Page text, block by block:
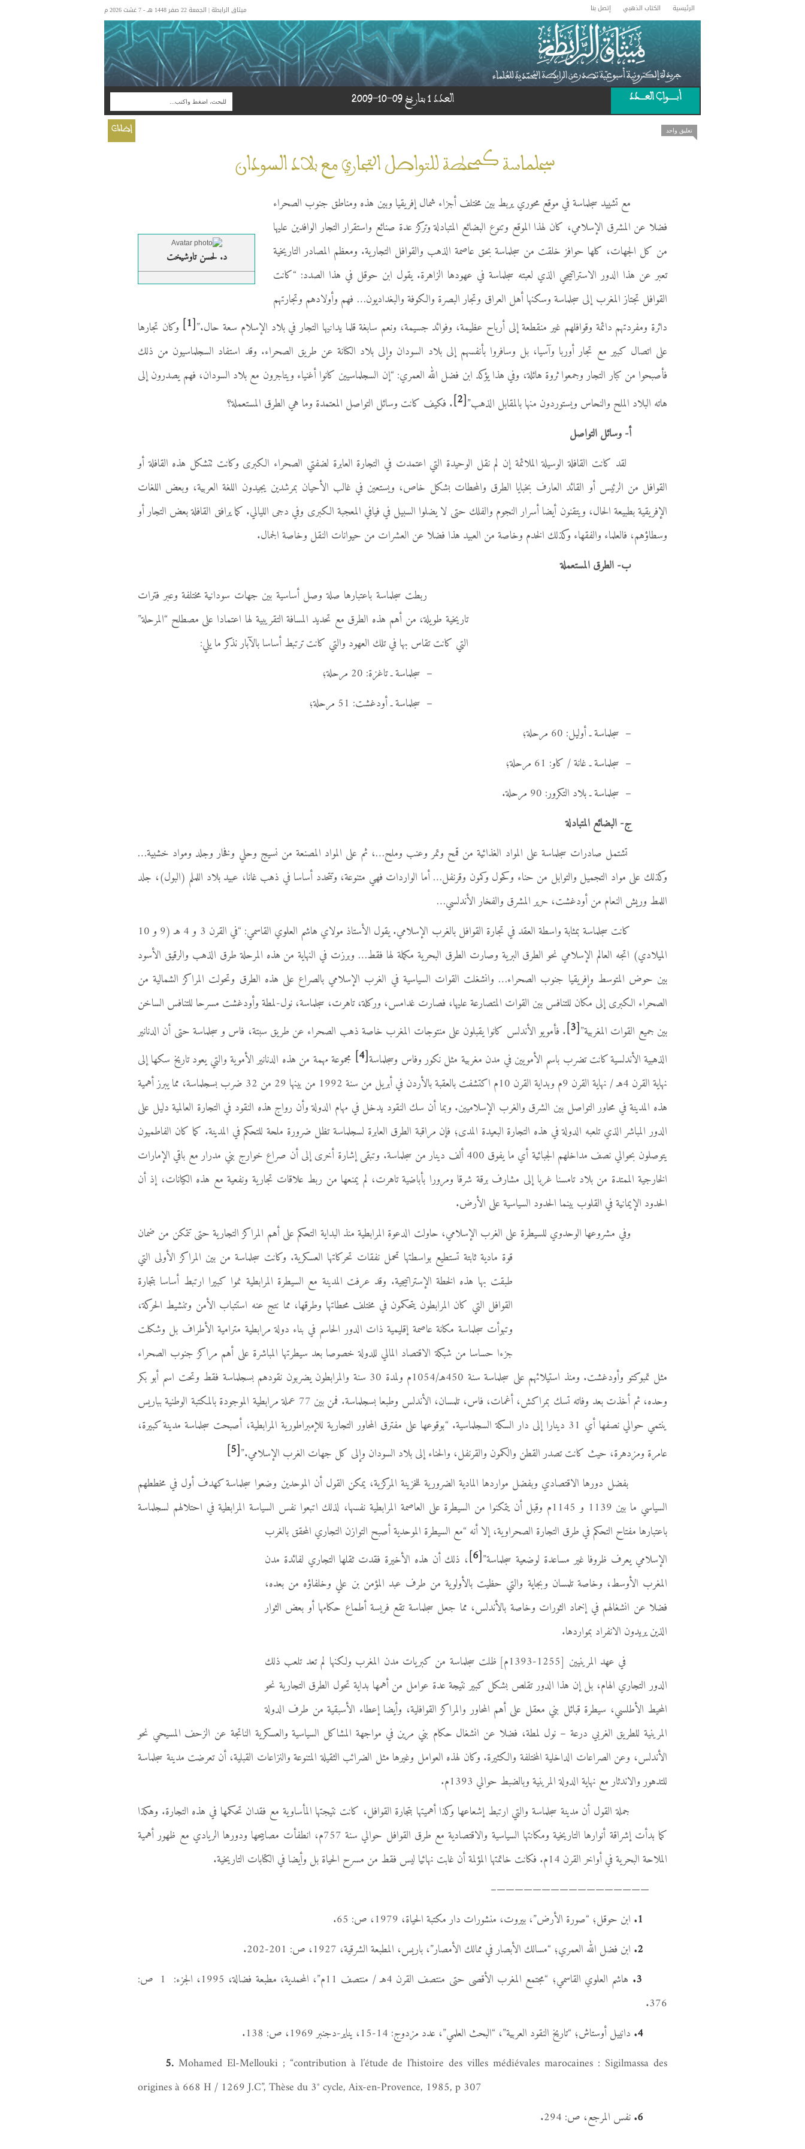
ميثاق الرابطة | الجمعة 22 صفر 1448 هـ - 7 غشت 2026 م إتصل بنا الكتاب الذهبي الرئيسية
أبـــــــواب العـــــدد العدد 1 بتاريخ 09-10-2009
إضاءات تعليق واحد
سجلماسة كمحطة للتواصل التجاري مع بلاد السودان
د. لحسن تاوشيخت
مع تشييد سجلماسة في موقع محوري يربط بين مختلف أجزاء شمال إفريقيا وبين هذه ومناطق جنوب الصحراء
فضلا عن المشرق الإسلامي، كان لهذا الموقع وتنوع البضائع المتبادلة وتركز عدة صنائع واستقرار التجار الوافدين عليها
من كل الجهات، كلها حوافز خلقت من سجلماسة بحق عاصمة الذهب والقوافل التجارية. ومعظم المصادر التاريخية
تعبر عن هذا الدور الاستراتيجي الذي لعبته سجلماسة في عهودها الزاهرة. يقول ابن حوقل في هذا الصدد: “كانت
القوافل تجتاز المغرب إلى سجلماسة وسكنها أهل العراق وتجار البصرة والكوفة والبغداديون… فهم وأولادهم وتجارتهم
دائرة ومفردتهم دائمة وقوافلهم غير منقطعة إلى أرباح عظيمة، وفوائد جسيمة، ونعم سابغة قلما يدانيها التجار في بلاد الإسلام سعة حال.”[1]
وكان تجارها
على اتصال كبير مع تجار أوربا وآسيا، بل وسافروا بأنفسهم إلى بلاد السودان وإلى بلاد الكنانة عن طريق الصحراء. وقد استفاد السجلماسيون من ذلك
فأصبحوا من كبار التجار وجمعوا ثروة هائلة، وفي هذا يؤكد ابن فضل الله العمري: “إن السجلماسيين كانوا أغنياء ويتاجرون مع بلاد السودان، فهم يصدرون إلى
هاته البلاد الملح والنحاس ويستوردون منها بالمقابل الذهب”[2]
. فكيف كانت وسائل التواصل المعتمدة وما هي الطرق المستعملة؟
أ- وسائل التواصل
لقد كانت القافلة الوسيلة الملائمة إن لم نقل الوحيدة التي اعتمدت في التجارة العابرة لضفتي الصحراء الكبرى وكانت تتشكل هذه القافلة أو
القوافل من الرئيس أو القائد العارف بخبايا الطرق والمحطات بشكل خاص، ويستعين في غالب الأحيان بمرشدين يجيدون اللغة العربية، وبعض اللغات
الإفريقية بطبيعة الحال، ويتقنون أيضا أسرار النجوم والفلك حتى لا يضلوا السبيل في فيافي المعجبة الكبرى وفي دجى الليالي. كما يرافق القافلة بعض التجار أو
وسطاؤهم، فالعلماء والفقهاء وكذلك الخدم وخاصة من العبيد هذا فضلا عن العشرات من حيوانات النقل وخاصة الجمال.
ب- الطرق المستعملة
ربطت سجلماسة باعتبارها صلة وصل أساسية بين جهات سودانيةمختلفة وعبر فترات
تاريخية طويلة، من أهم هذه الطرق مع تحديد المسافة التقريبية لها اعتمادا على مصطلح “المرحلة”
التي كانت تقاس بها في تلك العهود والتي كانت ترتبط أساسا بالآبار نذكر ما يلي:
– سجلماسة ـ تاغزة: 20 مرحلة؛
– سجلماسة ـ أودغشت: 51 مرحلة؛
– سجلماسة ـ أوليل: 60 مرحلة؛
– سجلماسة ـ غانة / كاو: 61 مرحلة؛
– سجلماسة ـ بلاد التكرور: 90 مرحلة.
ج- البضائع المتبادلة
تشتمل صادرات سجلماسة على المواد الغذائية من قمح وتمر وعنب وملح…، ثم على المواد المصنعة من نسيج وحلي وفخار وجلد ومواد خشبية…
وكذلك على مواد التجميل والتوابل من حناء وكحول وكمون وقرنفل… أما الواردات فهي متنوعة، وتتحدد أساسا في ذهب غانا، عبيد بلاد اللملم (البول)، جلد
اللمط وريش النعام من أودغشت، حرير المشرق والفخار الأندلسي…
كانت سجلماسة بمثابة واسطة العقد في تجارة القوافل بالغرب الإسلامي. يقول الأستاذ مولاي هاشم العلوي القاسمي: “في القرن 3 و 4 هـ (9 و 10
الميلادي) اتجه العالم الإسلامي نحو الطرق البرية وصارت الطرق البحرية مكملة لها فقط… وبرزت في النهاية من هذه المرحلة طرق الذهب والرقيق الأسود
بين حوض المتوسط وإفريقيا جنوب الصحراء… وانشغلت القوات السياسية في الغرب الإسلامي بالصراع على هذه الطرق وتحولت المراكز الشمالية من
الصحراء الكبرى إلى مكان للتنافس بين القوات المتصارعة عليها، فصارت غدامس، وركلة، تاهرت، سجلماسة، نول-لمطة وأودغشت مسرحا للتنافس الساخن
بين جميع القوات المغربية”[3]
. فأمويو الأندلس كانوا يقبلون على منتوجات المغرب خاصة ذهب الصحراء عن طريق سبتة، فاس و سجلماسة حتى أن الدنانير
الذهبية الأندلسية كانت تضرب باسم الأمويين في مدن مغربية مثل نكور وفاس وسجلماسة[4]
مجموعة مهمة من هذه الدنانير الأموية والتي يعود تاريخ سكها إلى
نهاية القرن 4هـ / نهاية القرن 9م وبداية القرن 10م اكتشفت بالعقبة بالأردن في أبريل من سنة 1992 من بينها 29 من 32 ضرب بسجلماسة، مما يبرز أهمية
هذه المدينة في محاور التواصل بين الشرق والغرب الإسلاميين. وبما أن سك النقود يدخل في مهام الدولة وأن رواج هذه النقود في التجارة العالمية دليل على
الدور المباشر الذي تلعبه الدولة في هذه التجارة البعيدة المدى؛ فإن مراقبة الطرق العابرة لسجلماسة تظل ضرورة ملحة للتحكم في المدينة. كما كان الفاطميون
يتوصلون بحوالي نصف مداخلهم الجبائية أي ما يفوق 400 ألف دينار من سجلماسة. وتبقى إشارة أخرى إلى أن صراع خوارج بني مدرار مع باقي الإمارات
الخارجية الممتدة من بلاد تامسنا غربا إلى مشارف برقة شرقا ومرورا بأباضية تاهرت، لم يمنعها من ربط علاقات تجارية ونفعية مع هذه الكيانات، إذ أن
الحدود الإيمانية في القلوب بينما الحدود السياسية على الأرض.
وفي مشروعها الوحدوي للسيطرة على الغرب الإسلامي، حاولت الدعوة المرابطية منذ البداية التحكم على أهم المراكز التجارية حتى تتمكن من ضمان
قوة ماديةثابتة تستطيع بواسطتها تحمل نفقات تحركاتها العسكرية. وكانت سجلماسة من بين المراكز الأولى التي
طبقت بها هذه الخطة الإستراتيجية. وقد عرفت المدينة مع السيطرة المرابطية نموا كبيرا ارتبط أساسا بتجارة
القوافل التي كان المرابطون يتحكمون في مختلف محطاتها وطرقها، مما نتج عنه استتباب الأمن وتنشيط الحركة،
وتبوأت سجلماسة مكانة عاصمة إقليمية ذات الدور الحاسم في بناء دولة مرابطية مترامية الأطراف بل وشكلت
جزءا حساسا من شبكة الاقتصاد المالي للدولة خصوصا بعد سيطرتها المباشرة على أهم مراكز جنوب الصحراء
مثل تمبوكتو وأودغشت. ومنذ استيلائهم على سجلماسة سنة 450هـ/1054م ولمدة 30 سنة والمرابطون يضربون نقودهم بسجلماسة فقط وتحت اسم أبو بكر
وحده، ثم أخذت بعد وفاته تسك بمراكش، أغمات، فاس، تلمسان، الأندلس وطبعا بسجلماسة. فمن بين 77 عملة مرابطية الموجودة بالمكتبة الوطنية بباريس
ينتمي حوالي نصفها أي 31 دينارا إلى دار السكة السجلماسية. “بوقوعها على مفترق المحاور التجارية للإمبراطورية المرابطية، أصبحت سجلماسة مدينة كبيرة،
عامرة ومزدهرة، حيث كانت تصدر القطن والكمون والقرنفل، والحناء إلى بلاد السودان وإلى كل جهات الغرب الإسلامي.”[5]
بفضل دورها الاقتصادي وبفضل مواردها المادية الضرورية للخزينة المركزية، يمكن القول أن الموحدين وضعوا سجلماسة كهدف أول في مخططهم
السياسي ما بين 1139 و 1145م وقبل أن يتمكنوا من السيطرة على العاصمة المرابطية نفسها، لذلك اتبعوا نفس السياسة المرابطية في احتلالهم لسجلماسة
باعتبارها مفتاح التحكم في طرق التجارة الصحراوية، إلا أنه “مع السيطرة الموحدية أصبح التوازن التجاري المحقق بالغرب
الإسلامي يعرف ظروفا غير مساعدة لوضعية سجلماسة”[6]
، ذلك أن هذه الأخيرة فقدت ثقلها التجاري لفائدة مدن
المغرب الأوسط، وخاصة تلمسان وبجاية والتي حظيت بالأولوية من طرف عبد المؤمن بن علي وخلفاؤه من بعده،
فضلا عن انشغالهم في إخماد الثورات وخاصة بالأندلس، مما جعل سجلماسة تقع فريسة أطماع حكامها أو بعض الثوار
الذين يريدون الانفراد بمواردها.
في عهد المرينيين [1255-1393م] ظلت سجلماسة من كبريات مدن المغرب ولكنها لم تعد تلعب ذلك
الدور التجاري الهام، بل إن هذا الدور تقلص بشكل كبير نتيجة عدة عوامل من أهمها بداية تحول الطرق التجارية نحو
المحيط الأطلسي، سيطرة قبائل بني معقل على أهم المحاور والمراكز القوافلية، وأيضا إعطاء الأسبقية من طرف الدولة
المرينية للطريق الغربي درعة – نول لمطة، فضلا عن انشغال حكام بني مرين في مواجهة المشاكل السياسية والعسكرية الناتجة عن الزحف المسيحي نحو
الأندلس، وعن الصراعات الداخلية المختلفة والكثيرة. وكان لهذه العوامل وغيرها مثل الضرائب الثقيلة المتنوعة والنزاعات القبلية، أن تعرضت مدينة سجلماسة
للتدهور والاندثار مع نهاية الدولة المرينية وبالضبط حوالي 1393م.
جملة القول أن مدينة سجلماسة والتي ارتبط إشعاعها وكذا أهميتها بتجارة القوافل، كانت نتيجتها المأساوية مع فقدان تحكمها في هذه التجارة. وهكذا
كما بدأت إشراقة أنوارها التاريخية ومكانتها السياسية والاقتصادية مع طرق القوافل حوالي سنة 757م، انطفأت مصابيحها ودورها الريادي مع ظهور أهمية
الملاحة البحرية في أواخر القرن 14م. فكانت خاتمتها المؤلمة أن غابت نهائيا ليس فقط من مسرح الحياة بل وأيضا في الكتابات التاريخية.
—————————————————–
1. ابن حوقل؛ “صورة الأرض”، بيروت، منشورات دار مكتبة الحياة، 1979، ص: 65.
2. ابن فضل الله العمري؛ “مسالك الأبصار في ممالك الأمصار”، باريس، المطبعة الشرقية، 1927، ص: 201-202.
3.
هاشم العلوي القاسمي؛ “مجتمع المغرب الأقصى حتى منتصف القرن 4هـ / منتصف 11م”، المحمدية، مطبعة فضالة، 1995، الجزء: 1 ص:
376.
4. دانييل أوستاش؛ “تاريخ النقود العربية”، “البحث العلمي”، عدد مزدوج: 14-15، يناير-دجنبر 1969، ص: 138.
5.Mohamed El-Mellouki ; “contribution à l’étude de l’histoire des villes médiévales marocaines : Sigilmassa des
origines à 668 H / 1269 J.C”, Thèse du 3° cycle, Aix-en-Provence, 1985, p 307
6. نفس المرجع، ص: 294.